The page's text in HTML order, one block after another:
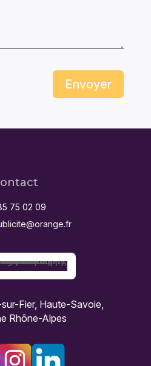
Envoyer
75 02 09
sur-Fier, Haute-Savoie,
Rhône-Alpes